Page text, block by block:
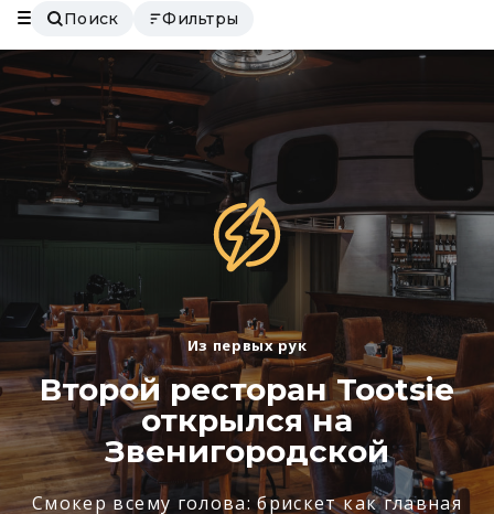
Поиск Фильтры
Из первых рук
Второй ресторан Tootsie
открылся на
Звенигородской
Смокер всему голова: брискет как главная